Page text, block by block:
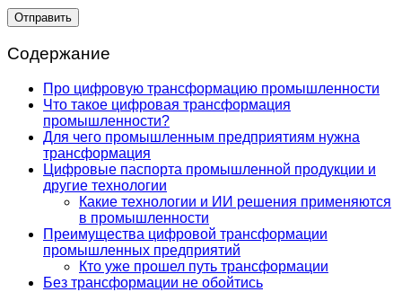
Содержание
Про цифровую трансформацию промышленности
Что такое цифровая трансформация
промышленности?
Для чего промышленным предприятиям нужна
трансформация
Цифровые паспорта промышленной продукции и
другие технологии
Какие технологии и ИИ решения применяются
в промышленности
Преимущества цифровой трансформации
промышленных предприятий
Кто уже прошел путь трансформации
Без трансформации не обойтись